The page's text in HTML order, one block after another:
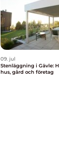
09. jul
Stenläggning i Gävle:
hus, gård och företag